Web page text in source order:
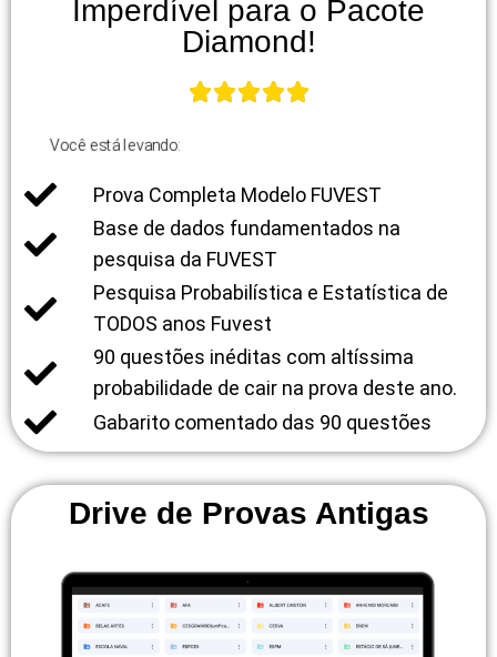
Imperdível para o Pacote
Diamond!
Você está levando:
Prova Completa Modelo FUVEST
Base de dados fundamentados na
pesquisa da FUVEST
Pesquisa Probabilística e Estatística de
TODOS anos Fuvest
90 questões inéditas com altíssima
probabilidade de cair na prova deste ano.
Gabarito comentado das 90 questões
Drive de Provas Antigas